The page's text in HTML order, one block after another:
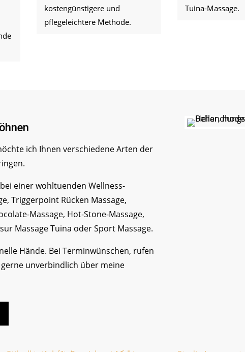
kostengünstigere und
pflegeleichtere Methode.
Tuina-Massage.
ich Ihnen verschiedene Arten der
einer wohltuenden Wellness-
Triggerpoint Rücken Massage,
Massage, Hot-Stone-Massage,
Massage Tuina oder Sport Massage.
Hände. Bei Terminwünschen, rufen
gerne unverbindlich über meine